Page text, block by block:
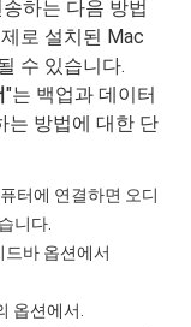
하는 다음 방법
로 설치된 Mac
수 있습니다.
"는 백업과 데이터
는 방법에 대한 단
터에 연결하면 오디
니다.
드바 옵션에서
옵션에서.